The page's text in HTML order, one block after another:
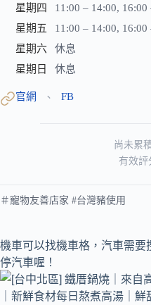
星期四
11:00 – 14:00, 16:00
星期五
11:00 – 14:00, 16:00
星期六
休息
星期日
休息
官網 、 FB
尚未累
有效評
＃寵物友善店家 #台灣豬使用
機車可以找機車格，汽車需要
停汽車喔！